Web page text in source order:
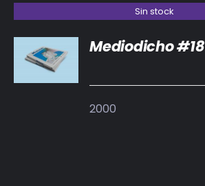
Sin stock
DETALLES
Mediodicho #18
2000